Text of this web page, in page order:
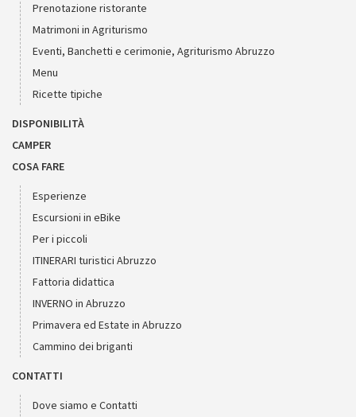
Prenotazione ristorante
Matrimoni in Agriturismo
Eventi, Banchetti e cerimonie, Agriturismo Abruzzo
Menu
Ricette tipiche
DISPONIBILITÀ
CAMPER
COSA FARE
Esperienze
Escursioni in eBike
Per i piccoli
ITINERARI turistici Abruzzo
Fattoria didattica
INVERNO in Abruzzo
Primavera ed Estate in Abruzzo
Cammino dei briganti
CONTATTI
Dove siamo e Contatti